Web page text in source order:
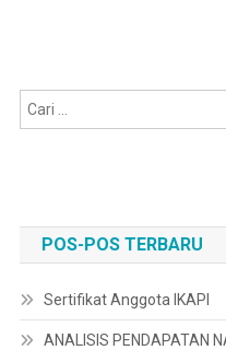
POS-POS TERBARU
Sertifikat Anggota IKAPI
ANALISIS PENDAPATAN